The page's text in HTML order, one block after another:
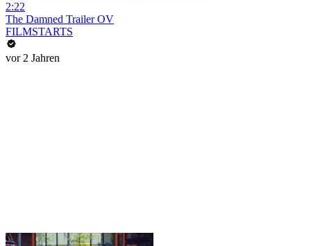
2:22
The Damned Trailer OV
FILMSTARTS
vor 2 Jahren